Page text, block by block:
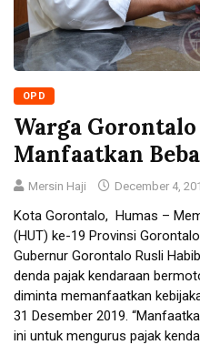
OPD
Warga
Manfaatkan
Mersin Haji December 4,
Kota Gorontalo, Humas –
(HUT) ke-19 Provinsi
Gubernur Gorontalo Rusli
denda pajak kendaraan
diminta memanfaatkan
31 Desember 2019.
ini untuk mengurus pajak